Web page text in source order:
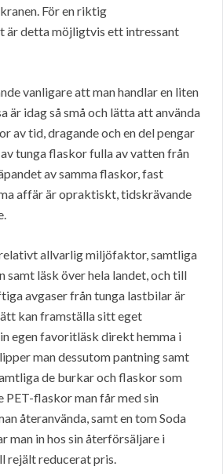
För en riktig
är detta möjligtvis ett intressant
vanligare att man handlar en liten
är idag så små och lätta att använda
av tid, dragande och en del pengar
tunga flaskor fulla av vatten från
av samma flaskor, fast
affär är opraktiskt, tidskrävande
allvarlig miljöfaktor, samtliga
samt läsk över hela landet, och till
avgaser från tunga lastbilar är
kan framställa sitt eget
egen favoritläsk direkt hemma i
man dessutom pantning samt
de burkar och flaskor som
PET-flaskor man får med sin
återanvända, samt en tom Soda
man in hos sin återförsäljare i
rejält reducerat pris.